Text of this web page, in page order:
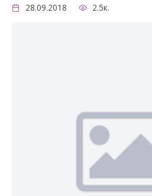
28.09.2018 2.5к.